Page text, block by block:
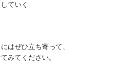
ていく
はぜひ立ち寄って、
みてください。